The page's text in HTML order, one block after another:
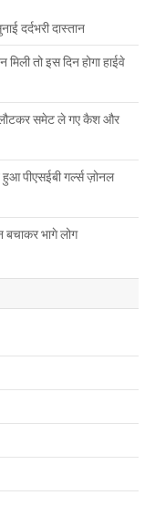
दर्दभरी दास्तान
तो इस दिन होगा हाईवे
लौटकर समेट ले गए कैश और
पीएसईबी गर्ल्स ज़ोनल
बचाकर भागे लोग